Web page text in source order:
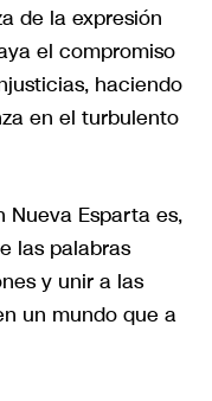
de la expresión
el compromiso
haciendo
en el turbulento
Nueva Esparta es,
las palabras
y unir a las
un mundo que a